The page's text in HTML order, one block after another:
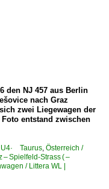
Triest-Opicina)
Peter-Witt-Wagen
| 4900 bis 4999
den NJ 457 aus Berlin
nach Graz
zwei Liegewagen der
entstand zwischen
U4· Taurus, Österreich /
– Spielfeld-Strass ( –
/ Littera WL |